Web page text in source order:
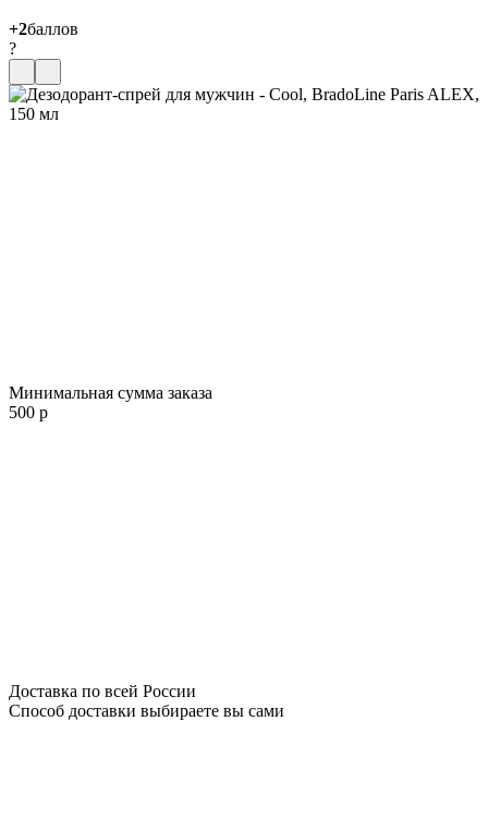
+2баллов
?
Минимальная сумма заказа
500 р
Доставка по всей России
Способ доставки выбираете вы сами